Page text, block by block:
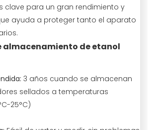
clave para un gran rendimiento y
ayuda a proteger tanto el aparato
almacenamiento de etanol
3 años cuando se almacenan
sellados a temperaturas
25°C)